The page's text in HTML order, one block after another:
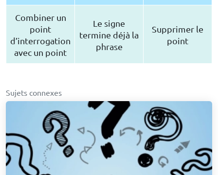
Combiner un
point
d’interrogation
avec un point
Le signe
termine déjà la
phrase
Supprimer le
point
Sujets connexes